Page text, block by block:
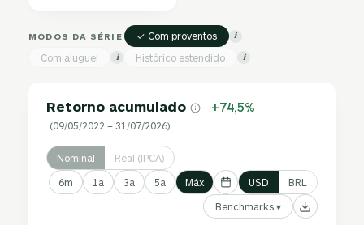
MODOS DA SÉRIE ✓ Com proventos i
Com aluguel i Histórico estendido i
Retorno acumulado +74,5%
(09/05/2022 – 31/07/2026)
Nominal Real (IPCA)
6m 1a 3a 5a Máx USD BRL
Benchmarks ▾